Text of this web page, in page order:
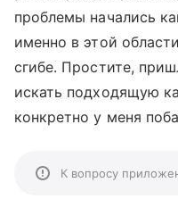
проблемы начались
именно в этой
сгибе. Простите,
искать подходящую
конкретно у меня
К вопросу